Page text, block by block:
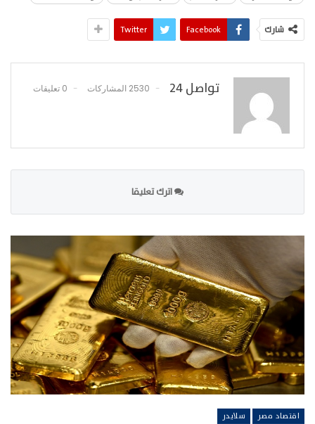
شارك Facebook
Twitter
تواصل 24 2530 المشاركات 0 تعليقات
اترك تعليقا
اقتصاد مصر سلايدر